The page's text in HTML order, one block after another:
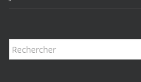
Rechercher...